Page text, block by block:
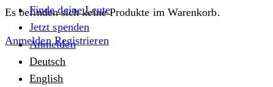
Es befinden sich keine Produkte im Warenkorb.
Anmelden Registrieren
Finde deine Leute
Jetzt spenden
Anmelden
Deutsch
English